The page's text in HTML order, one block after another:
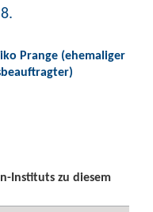
Prange (ehemaliger
Instituts zu diesem